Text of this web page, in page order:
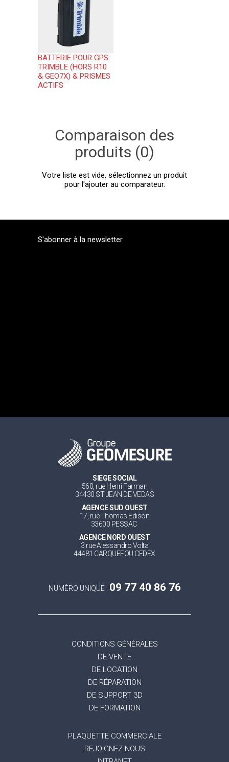
BATTERIE POUR GPS
TRIMBLE (HORS R10
& GEO7X) & PRISMES
ACTIFS
Comparaison des
produits (0)
Votre liste est vide, sélectionnez un produit
pour l'ajouter au comparateur.
S'abonner à la newsletter
SIEGE SOCIAL
560, rue Henri Farman
34430 ST JEAN DE VEDAS
AGENCE SUD OUEST
17, rue Thomas Edison
33600 PESSAC
AGENCE NORD OUEST
3 rue Alessandro Volta
44481 CARQUEFOU CEDEX
NUMÉRO UNIQUE : 09 77 40 86 76
CONDITIONS GÉNÉRALES
DE VENTE
DE LOCATION
DE RÉPARATION
DE SUPPORT 3D
DE FORMATION
PLAQUETTE COMMERCIALE
REJOIGNEZ-NOUS